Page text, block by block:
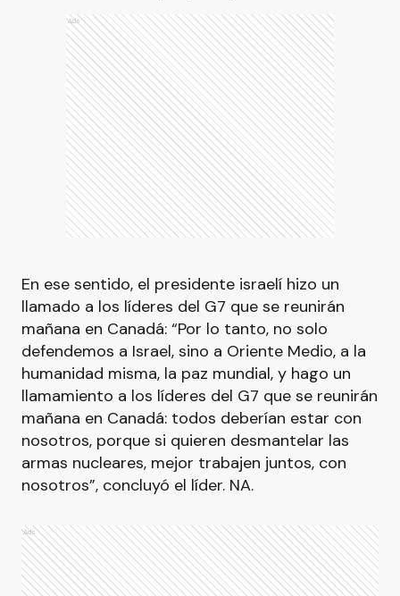
Ads
En ese sentido, el presidente israelí hizo un
llamado a los líderes del G7 que se reunirán
mañana en Canadá: “Por lo tanto, no solo
defendemos a Israel, sino a Oriente Medio, a la
humanidad misma, la paz mundial, y hago un
llamamiento a los líderes del G7 que se reunirán
mañana en Canadá: todos deberían estar con
nosotros, porque si quieren desmantelar las
armas nucleares, mejor trabajen juntos, con
nosotros”, concluyó el líder. NA.
Ads